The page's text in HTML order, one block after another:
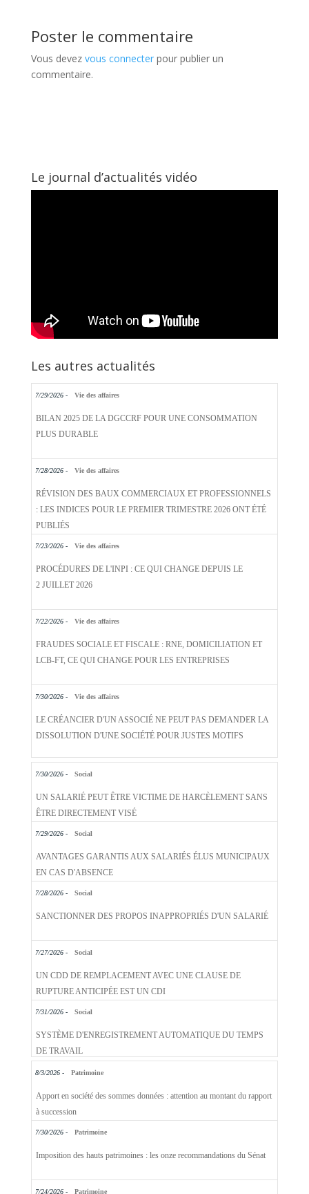
Poster le commentaire
Vous devez vous connecterpour publier un
commentaire.
Le journal d’actualités vidéo
Les autres actualités
7/29/2026 - Vie des affaires
BILAN 2025 DE LA DGCCRF POUR UNE CONSOMMATION
PLUS DURABLE
7/28/2026 - Vie des affaires
RÉVISION DES BAUX COMMERCIAUX ET PROFESSIONNELS
: LES INDICES POUR LE PREMIER TRIMESTRE 2026 ONT ÉTÉ
PUBLIÉS
7/23/2026 - Vie des affaires
PROCÉDURES DE L'INPI : CE QUI CHANGE DEPUIS LE
2 JUILLET 2026
7/22/2026 - Vie des affaires
FRAUDES SOCIALE ET FISCALE : RNE, DOMICILIATION ET
LCB-FT, CE QUI CHANGE POUR LES ENTREPRISES
7/30/2026 - Vie des affaires
LE CRÉANCIER D'UN ASSOCIÉ NE PEUT PAS DEMANDER LA
DISSOLUTION D'UNE SOCIÉTÉ POUR JUSTES MOTIFS
7/30/2026 - Social
UN SALARIÉ PEUT ÊTRE VICTIME DE HARCÈLEMENT SANS
ÊTRE DIRECTEMENT VISÉ
7/29/2026 - Social
AVANTAGES GARANTIS AUX SALARIÉS ÉLUS MUNICIPAUX
EN CAS D'ABSENCE
7/28/2026 - Social
SANCTIONNER DES PROPOS INAPPROPRIÉS D'UN SALARIÉ
7/27/2026 - Social
UN CDD DE REMPLACEMENT AVEC UNE CLAUSE DE
RUPTURE ANTICIPÉE EST UN CDI
7/31/2026 - Social
SYSTÈME D'ENREGISTREMENT AUTOMATIQUE DU TEMPS
DE TRAVAIL
8/3/2026 - Patrimoine
Apport en société des sommes données : attention au montant du rapport
à succession
7/30/2026 - Patrimoine
Imposition des hauts patrimoines : les onze recommandations du Sénat
7/24/2026 - Patrimoine